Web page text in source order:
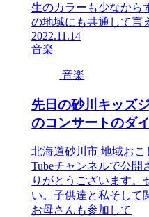
生のカラーも少なから
の地域にも共通して言
2022.11.14
音楽
音楽
先日の砂川キッズ
のコンサートのダ
北海道砂川市 地域おこ
Tubeチャンネルで公開
りがとうございます。
い。子供達と私そして
お母さんも参加して